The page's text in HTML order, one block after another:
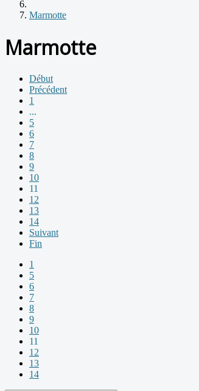
Marmotte
Marmotte
Début
Précédent
1
...
5
6
7
8
9
10
11
12
13
14
Suivant
Fin
1
5
6
7
8
9
10
11
12
13
14